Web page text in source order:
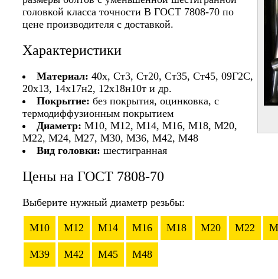
головкой класса точности В ГОСТ 7808-70 по
цене производителя с доставкой.
Характеристики
Материал: 40х, Ст3, Ст20, Ст35, Ст45, 09Г2С,
20х13, 14х17н2, 12х18н10т и др.
Покрытие: без покрытия, оцинковка, с
термодиффузионным покрытием
Диаметр: М10, М12, М14, М16, М18, М20,
М22, М24, М27, М30, М36, М42, М48
Вид головки: шестигранная
Цены на ГОСТ 7808-70
Выберите нужный диаметр резьбы:
M10 M12 M14 M16 M18 M20 M22
M39 M42 M45 M48